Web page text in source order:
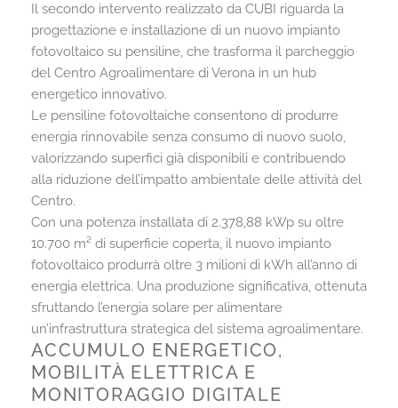
Il secondo intervento realizzato da CUBI riguarda la
progettazione e installazione di un nuovo impianto
fotovoltaico su pensiline, che trasforma il parcheggio
del Centro Agroalimentare di Verona in un hub
energetico innovativo.
Le pensiline fotovoltaiche consentono di produrre
energia rinnovabile senza consumo di nuovo suolo,
valorizzando superfici già disponibili e contribuendo
alla riduzione dell’impatto ambientale delle attività del
Centro.
Con una potenza installata di 2.378,88 kWp su oltre
10.700 m² di superficie coperta, il nuovo impianto
fotovoltaico produrrà oltre 3 milioni di kWh all’anno di
energia elettrica. Una produzione significativa, ottenuta
sfruttando l’energia solare per alimentare
un’infrastruttura strategica del sistema agroalimentare.
ACCUMULO ENERGETICO,
MOBILITÀ ELETTRICA E
MONITORAGGIO DIGITALE